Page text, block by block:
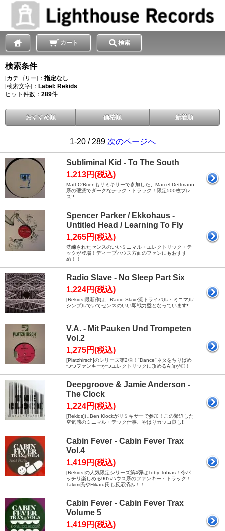
カート 検索
検索条件
[カテゴリー]： 指定なし
[検索文字]： Label: Rekids
ヒット件数： 289件
おすすめ順 価格順 新着順
1-20 / 289 次のページへ
Subliminal Kid - To The South
1,213円(税込)
Matt O'Brienもリミキサーで参加した、Marcel Dettmann
系の硬派でダークなテック・トラック！限定500枚プレ
ス!!
Spencer Parker / Ekkohaus -
Untitled Head / Learning To Fly
1,265円(税込)
洗練されたセンスのいいミニマル・エレクトリック・テ
ックが登場！ディープハウス方面のファンにもおすす
め！！
Radio Slave - No Sleep Part Six
1,224円(税込)
[Rekids]最新作は、Radio Slave流トライバル・ミニマル!
シンプルでいてセンスのいい即戦力盤となっています!!
V.A. - Mit Pauken Und Trompeten
Vol.2
1,275円(税込)
[Platzhirsch]のシリーズ第2弾！"Dance"ネタをちりばめ
つつファンキーかつエレクトリックに攻めるA面が◎！
Deepgroove & Jamie Anderson -
The Clock
1,224円(税込)
[Rekids]にBen Klockがリミキサーで参加！この緊迫した
空気感のミニマル・テック仕事、やはりカッコ良し!!
Cabin Fever - Cabin Fever Trax
Vol.4
1,419円(税込)
[Rekids]の人気限定シリーズ第4弾はToby Tobias！今バ
ッチリ楽しめる90'sハウス系のファンキー・トラック！
Takimi氏やHikaru氏も反応済み！！
Cabin Fever - Cabin Fever Trax
Volume 5
1,419円(税込)